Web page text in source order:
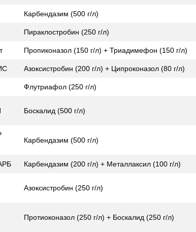
Карбендазим (500 г/л)
Пираклостробин (250 г/л)
Пропиконазол (150 г/л) + Триадимефон (150 г/л)
Азоксистробин (200 г/л) + Ципроконазол (80 г/л)
Флутриафол (250 г/л)
Боскалид (500 г/л)
Карбендазим (500 г/л)
Карбендазим (200 г/л) + Металлаксил (100 г/л)
Азоксистробин (250 г/л)
Протиоконазол (250 г/л) + Боскалид (250 г/л)